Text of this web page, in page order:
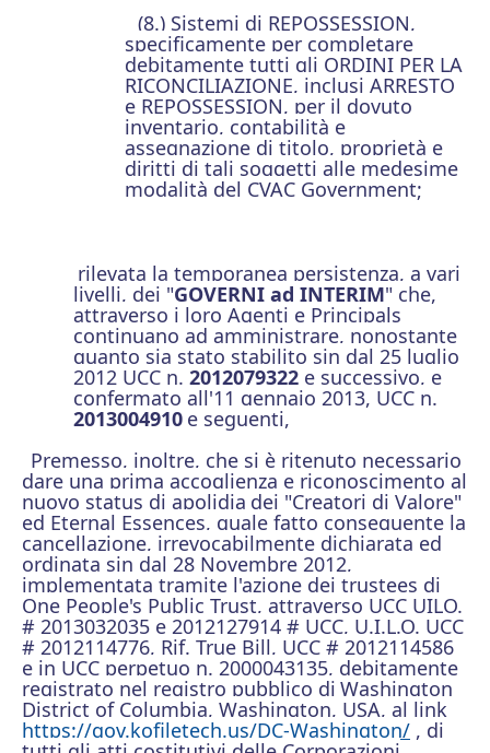
(8.) Sistemi di REPOSSESSION,
specificamente per completare
debitamente tutti gli ORDINI PER LA
RICONCILIAZIONE, inclusi ARRESTO
e REPOSSESSION, per il dovuto
inventario, contabilità e
assegnazione di titolo, proprietà e
diritti di tali soggetti alle medesime
modalità del CVAC Government;
rilevata la temporanea persistenza, a vari
livelli, dei "GOVERNI ad INTERIM" che,
attraverso i loro Agenti e Principals
continuano ad amministrare, nonostante
quanto sia stato stabilito sin dal 25 luglio
2012 UCC n.2012079322 e successivo, e
confermato all'11 gennaio 2013, UCC n.
2013004910 e seguenti,
Premesso, inoltre, che si è ritenuto necessario
dare una prima accoglienza e riconoscimento al
nuovo status di apolidia dei "Creatori di Valore"
ed Eternal Essences, quale fatto conseguente la
cancellazione, irrevocabilmente dichiarata ed
ordinata sin dal 28 Novembre 2012,
implementata tramite l'azione dei trustees di
One People's Public Trust, attraverso UCC UILO.
# 2013032035 e 2012127914 # UCC, U.I.L.O. UCC
# 2012114776, Rif. True Bill, UCC # 2012114586
e in UCC perpetuo n. 2000043135, debitamente
registrato nel registro pubblico di Washington
District of Columbia, Washington, USA, al link
https://gov.kofiletech.us/DC-Washington/ , di